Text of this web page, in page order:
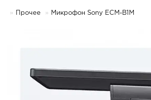
Прочее Микрофон Sony ECM-B1M